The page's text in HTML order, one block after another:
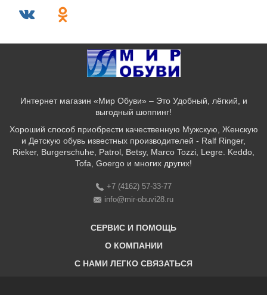
Интернет магазин «Мир Обуви» – Это Удобный, лёгкий, и
выгодный шоппинг!
Хороший способ приобрести качественную Мужскую, Женскую
и Детскую обувь известных производителей - Ralf Ringer,
Rieker, Burgerschuhe, Patrol, Betsy, Marco Tozzi, Legre. Keddo,
Tofa, Goergo и многих других!
+7 (4162) 57-33-77
info@mir-obuvi28.ru
СЕРВИС И ПОМОЩЬ
Бонусная программа
О КОМПАНИИ
C НАМИ ЛЕГКО СВЯЗАТЬСЯ